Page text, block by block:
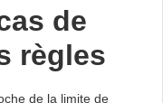
de
règles
de la limite de